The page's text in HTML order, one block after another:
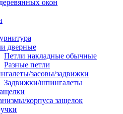
окон
дверные
Петли накладные обычные
Разные петли
засовы/задвижки
Задвижки/шпингалеты
корпуса защелок